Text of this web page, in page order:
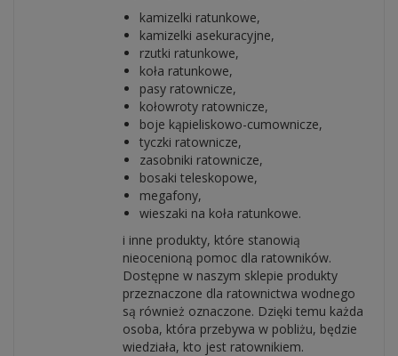
kamizelki ratunkowe,
kamizelki asekuracyjne,
rzutki ratunkowe,
koła ratunkowe,
pasy ratownicze,
kołowroty ratownicze,
boje kąpieliskowo-cumownicze,
tyczki ratownicze,
zasobniki ratownicze,
bosaki teleskopowe,
megafony,
wieszaki na koła ratunkowe.
i inne produkty, które stanowią
nieocenioną pomoc dla ratowników.
Dostępne w naszym sklepie produkty
przeznaczone dla ratownictwa wodnego
są również oznaczone. Dzięki temu każda
osoba, która przebywa w pobliżu, będzie
wiedziała, kto jest ratownikiem.